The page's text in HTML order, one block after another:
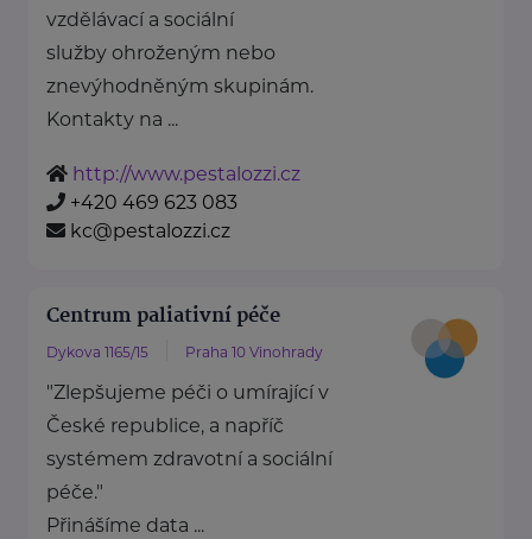
vzdělávací a sociální
služby ohroženým nebo
znevýhodněným skupinám.
Kontakty na ...
http://www.pestalozzi.cz
+420 469 623 083
kc@pestalozzi.cz
Centrum paliativní péče
Dykova 1165/15 Praha 10 Vinohrady
"Zlepšujeme péči o umírající v
České republice, a napříč
systémem zdravotní a sociální
péče."
Přinášíme data ...